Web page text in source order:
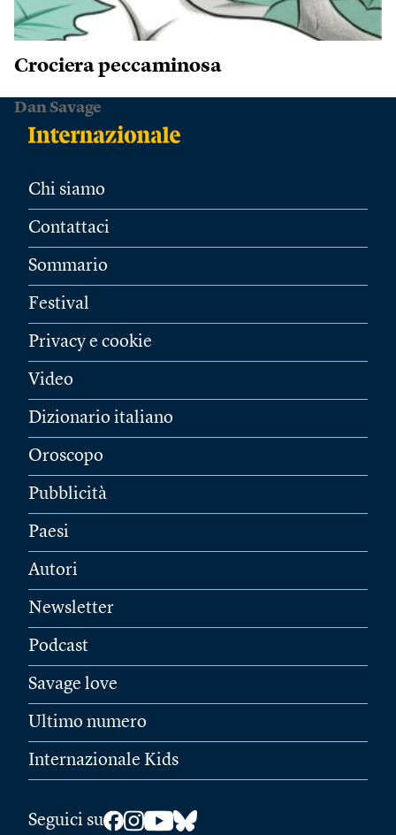
Crociera peccaminosa
Dan Savage
Chi siamo
Contattaci
Sommario
Festival
Privacy e cookie
Video
Dizionario italiano
Oroscopo
Pubblicità
Paesi
Autori
Newsletter
Podcast
Savage love
Ultimo numero
Internazionale Kids
Seguici su